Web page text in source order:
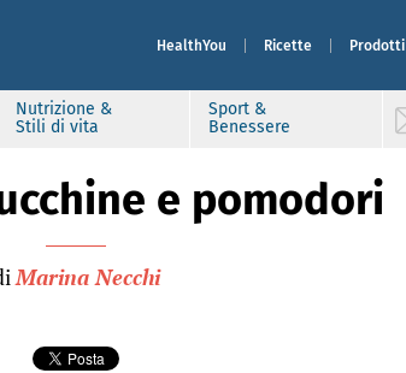
HealthYou Ricette Prodotti
Nutrizione &
Stili di vita
Sport &
Benessere
e pomodori
Marina Necchi